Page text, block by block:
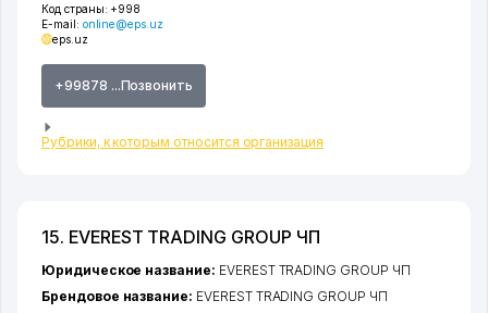
Код страны: +998
E-mail: online@eps.uz
eps.uz
+99878 ...Позвонить
Рубрики, к которым относится организация
15. EVEREST TRADING GROUP ЧП
Юридическое название: EVEREST TRADING GROUP ЧП
Брендовое название: EVEREST TRADING GROUP ЧП